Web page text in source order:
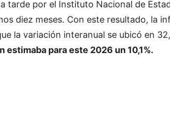
tarde por el Instituto Nacional de
diez meses. Con este resultado, la
la variación interanual se ubicó en
estimaba para este 2026 un 10,1%.